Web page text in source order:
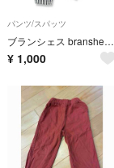
パンツ/スパッツ
ブランシェス branshes ガーデナーパンツ
¥ 1,000